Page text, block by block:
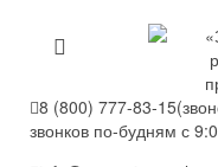
8 (800) 777-83-15
звонков по-будням с